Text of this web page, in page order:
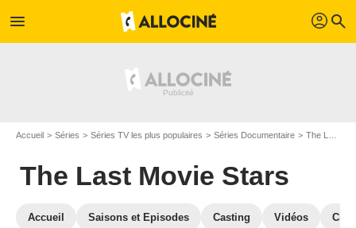
menu profil search
Accueil Séries Séries TV les plus populaires Séries Documentaire The Last Movie Stars
The Last Movie Stars
Accueil Saisons et Episodes Casting Vidéos